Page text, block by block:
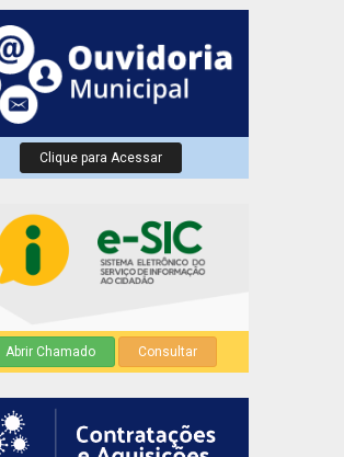
Clique para Acessar
Abrir Chamado Consultar